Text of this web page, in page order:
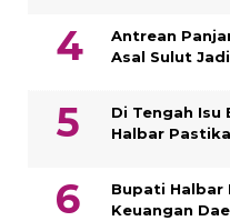
Antrean
Asal Sulut
Di Tengah Isu
Halbar
Bupati Halbar
Keuangan